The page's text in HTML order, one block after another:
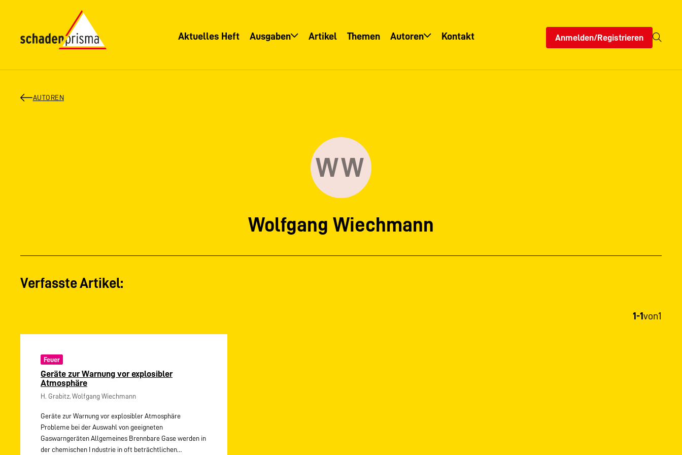
Aktuelles Heft Ausgaben Artikel Themen Autoren Kontakt Anmelden/Registrieren
AUTOREN
WW
Wolfgang Wiechmann
Verfasste Artikel:
1-1 von1
Feuer
Geräte zur Warnung vor explosibler
Atmosphäre
H. Grabitz, Wolfgang Wiechmann
Geräte zur Warnung vor explosibler Atmosphäre
Probleme bei der Auswahl von geeigneten
Gaswarngeräten Allgemeines Brennbare Gase werden in
der chemischen I ndustrie in oft beträchtlichen…